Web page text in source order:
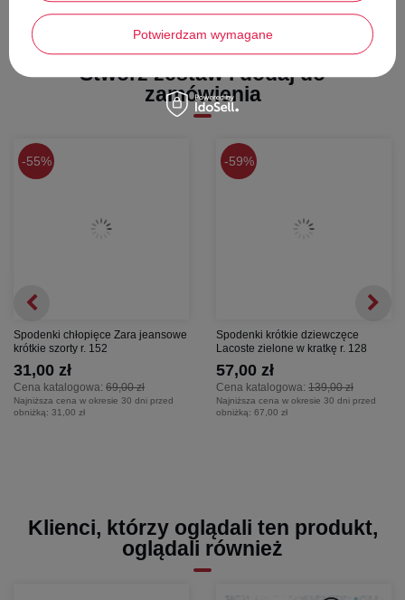
Stwórz zestaw i dodaj do
zamówienia
55%
Spodenki chłopięce Zara jeansowe
krótkie szorty r. 152
Cena katalogowa: 69,00 zł
31,00 zł
Najniższa cena w okresie 30 dni przed
obniżką: 31,00 zł
59%
Spodenki krótkie dziewczęce
Lacoste zielone w kratkę r. 128
Cena katalogowa: 139,00 zł
57,00 zł
Najniższa cena w okresie 30 dni przed
obniżką: 67,00 zł
Klienci, którzy oglądali ten produkt,
oglądali również
Potwierdzam wymagane